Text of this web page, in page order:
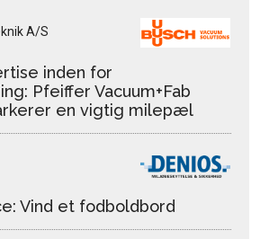
A/S
inden for
Pfeiffer Vacuum+Fab
en vigtig milepæl
Vind et fodboldbord